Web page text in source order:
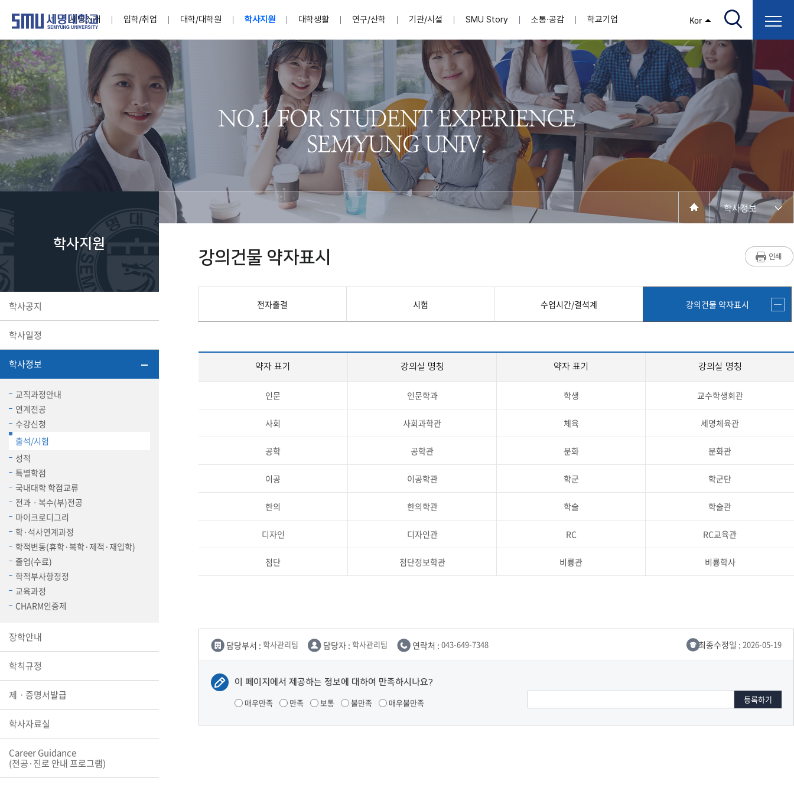
Kor
세명소개
세명소개
인재양성이 국가의 미래
세상을 밝게 비추는 인재양성
사이버투어 홍보브로슈어
설립자발자취 이사장인사말 법인소개
자매회사 및 기관
임원현황
이사회(개최, 회의록)
학교법인 임원과 친족관계에 있는 교직원 현황
열린총장실
인사말 역대총장
제8,9대 총장 이용걸
제6,7대 총장 김유성
제5대 총장 김광림
건학이념 세명인재상 인재상과 5대핵심역량
대학소개
Why SMU 세명대 History 대학연혁
2010년대
1990년대
교목/교화/교가
교가
세명대 UI
로고타입
시그니처
대학현황
학생현황
시설현황
요람집
예결산공고(감사보고)
적립금운용현황 업무추진비 집행내역 등록금심의위원회
등록금심의위원회
기금운용심의회
기금운용심의회
기금운용심의회 회의록
세명2030+
비전 및 전략설정과정
특성화 체계도
교양교육 체계도
전공 체계도 비교과 교육체계
캠퍼스안내
발전기금
입학/취업
입학/취업
인재양성이 국가의 미래
세상을 밝게 비추는 인재양성
사이버투어 홍보브로슈어
입학홈페이지 입학정보통합시스템(합격조회/고지서출력/납부조회)
일반ㆍ경영행정복지대학원 저널리즘대학원
International
Students
취·창업지원처
취·창업지원처 소개 학생종합경력시스템 세빈샵(온라인학생창업몰)
대학/대학원
대학/대학원
인재양성이 국가의 미래
세상을 밝게 비추는 인재양성
사이버투어 홍보브로슈어
인문예술대학
미디어콘텐츠창작학과
외국어학부
아트앤산업디자인학과
실내디자인학과
시각·영상디자인학과
패션디자인학과
공연예술학과
영화웹툰애니메이션학과
미디어문화학부
사회과학대학
경찰학과
행정학과
법학과
부동산지적학과
소방방재학과
경영학과
회계세무금융학과
글로벌물류학과
호텔경영학과
관광경영학과
AI융합대학
AI컴퓨터학부
스마트IT학부
전기공학과
전자공학과
건축학과
건설환경공학과
환경에너지학과
전기전자공학과
재난안전학과
보건안전공학과
보건바이오대학
간호학과
작업치료학과
임상병리학과
바이오제약산업학부
바이오코스메틱학과
뷰티케어학과
바이오식품영양학부
생활체육학과
반려동물산업학과
교양대학
연계전공
라이프복지상담학과
일반ㆍ경영행정복지대학원
학사지원
학사지원
인재양성이 국가의 미래
세상을 밝게 비추는 인재양성
사이버투어 홍보브로슈어
학사정보
교직과정안내
교직교육 목적 및 교육목표
이수안내
교직과목 해설
신청서 다운로드
연계전공
연계전공안내
e-Book디자인ㆍ제작학
정밀의료인공지능융합학
화장품생명융합학
천연물소재융합학
AI융합전공
스마트이차전지시스템공학
수강신청
수강신청
동일과목전공인정
재수강
수강포기
계절학기
전자출결
강의건물 약자표시
성적
학사경고
학년/학기 재이수
특별학점
전과ㆍ복수(부)전공
전과
복수(부)전공
마이크로디그리
마이크로디그리 안내
학·석사연계과정
학적변동(휴학·복학·제적·재입학)
휴학
자퇴
재입학
졸업(수료)
졸업
졸업연기
조기졸업
졸업논문
학년별 수료학점
교육과정
장학제도 장학금신청ㆍ지급 장학캘린더 국가장학금·학자금대출
제ㆍ증명서발급
Career Guidance
Q&A
대학생활
대학생활
인재양성이 국가의 미래
세상을 밝게 비추는 인재양성
사이버투어 홍보브로슈어
대학생활 안내영상
학생상담/심리 권익보호 사회봉사지원센터
센터 및 조직소개
규정집
주요업무
봉사단운영
장애학생지원센터
소개
지원서비스
장애학생도우미
찾아오시는길
학습역량강화
취업진로상담
학생증발급
학생활동
대학축제 학생자치기구 학생커뮤니티 학생사회봉사
학생생활관 보건진료소 체육시설 편의시설
학생식당
학생휴게실
서점
우편취급국
복사실
웰니스센터
65번가
통학증(월 정기권) 이용 안내 통학버스 편도(월, 금) 이용 안내
국내외 교류현황 해외프로그램
교환학생
해외어학연수
국외인턴십
자기설계 해외배낭연수
예비군연대
학군단(ROTC)
ROTC란
연구/산학
연구/산학
인재양성이 국가의 미래
세상을 밝게 비추는 인재양성
사이버투어 홍보브로슈어
산학협력단
산학협력단 소개 연구지원 지식재산권 부속기관 정보광장(자료실)
교내연구지원
교내학술연구비 지원 국제학술지 논문게재 지원
학술저서발간 지원
국제학술회의 참가경비 지원
학술대회 참가경비 지원 부설연구소 학술회의 개최 경비 지원
연구윤리
세명대학교 연구윤리 생명윤리위원회 동물실험윤리위원회
LINC+ 사업단
기관/시설
기관/시설
인재양성이 국가의 미래
세상을 밝게 비추는 인재양성
사이버투어 홍보브로슈어
기구조직표
교육혁신·학생성공본부 대학혁신사업단 대학일자리플러스센터 인권센터
대학본부
교무연구처 기획실 학생처 사무처 입학관리본부 국제교류처
취ㆍ창업지원처
산학협력단
부속기관
학술정보원 평생교육원 편집방송국 학생생활관
예비군연대
공자학원
부설연구소
인문사회과학연구소
연구소 조직
연구소 조직
구성원소개
연구 및 자료실
산학협력 산하기관
세명창업보육센터 기술사업화센터
중소기업산학협력센터
화장품·건강기능식품 임상시험센터(SMCTC)
ANCHOR사업단
제천시어린이·사회복지급식관리지원센터
단양군어린이급식관리지원센터
제천시농촌협약지원센터
제천시농촌활력플러스사업추진단
단양군농촌활성화지원센터
제천시탄소중립지원센터
부속충주한방병원
기타 교내기관
교수노동조합
SMU Story
SMU Story
인재양성이 국가의 미래
세상을 밝게 비추는 인재양성
사이버투어 홍보브로슈어
News@SMU
일반공지 장학 및 학사안내 입찰공고 정보보호
채용공고
교원(강사,겸임교원포함)채용정보
행사안내
보도자료
Photo SMU
학생활동 캠퍼스풍경
온라인접수시스템
온라인접수시스템
소통·공감
소통·공감
인재양성이 국가의 미래
세상을 밝게 비추는 인재양성
사이버투어 홍보브로슈어
소통·공감
학교기업
학교기업
인재양성이 국가의 미래
세상을 밝게 비추는 인재양성
사이버투어 홍보브로슈어
세명네이처
세네뜨리아
S:MU 스포츠 아카데
미
S:MU LifeLap 다이
S:MU FoodLap 또
학사지원
학사공지
학사일정
학사정보
교직과정안내
연계전공
수강신청
출석/시험
성적
특별학점
국내대학 학점교류
전과ㆍ복수(부)전공
마이크로디그리
학·석사연계과정
학적변동(휴학·복학·제적·재입학)
졸업(수료)
학적부사항정정
교육과정
CHARM인증제
장학안내
학칙규정
제ㆍ증명서발급
학사자료실
Career Guidance
(전공·진로 안내 프로그램)
학사정보
입학/취업
대학/대학원
학사지원
연구/산학
기관/시설
SMU Story
소통·공감
학교기업
홈페이지가이드
강의건물 약자표시
전자출결 시험 수업시간/결석계 강의건물 약자표시
약자 표기 강의실 명칭 약자 표기 강의실 명칭
인문 인문학과 학생 교수학생회관
사회 사회과학관 체육 세명체육관
공학 공학관 문화 문화관
이공 이공학관 학군 학군단
한의 한의학관 학술 학술관
디자인 디자인관 RC RC교육관
첨단 첨단정보학관 비룡관 비룡학사
담당부서 : 학사관리팀 담당자 : 학사관리팀 연락처 : 043-649-7348 최종수정일 : 2026-05-19
이 페이지에서 제공하는 정보에 대하여 만족하시나요?
매우만족 만족 보통 불만족 매우불만족